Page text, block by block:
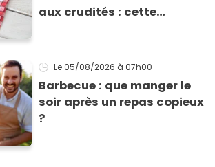
aux crudités : cette
Le 05/08/2026 à 07h00
Barbecue : que manger le
soir après un repas copieux
?